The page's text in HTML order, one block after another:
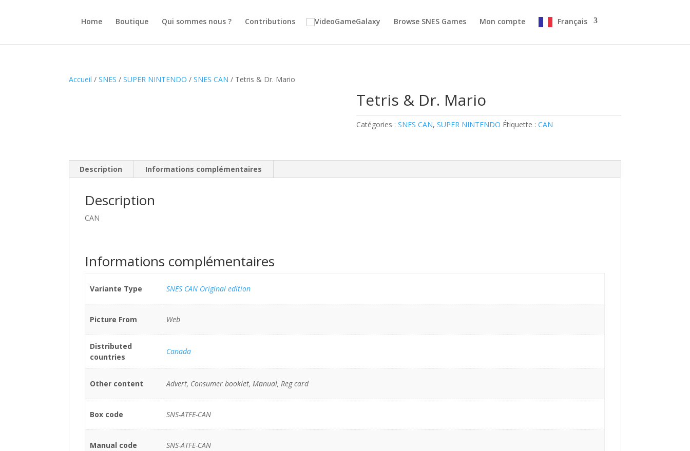
Home Boutique Qui sommes nous ? Contributions Browse SNES Games Mon compte Français
Accueil /SNES /SUPER NINTENDO /SNES CAN / Tetris & Dr. Mario
Tetris & Dr. Mario
Catégories : SNES CAN, SUPER NINTENDO Étiquette : CAN
Description Informations complémentaires
Description
CAN
Informations complémentaires
Variante Type SNES CAN Original edition
Picture From Web
Distributed
countries
Canada
Other content Advert, Consumer booklet, Manual, Reg card
Box code SNS-ATFE-CAN
Manual code SNS-ATFE-CAN